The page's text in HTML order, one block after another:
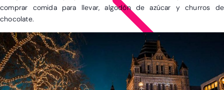
comprar comida para llevar, algodón de azúcar y churros de
chocolate.